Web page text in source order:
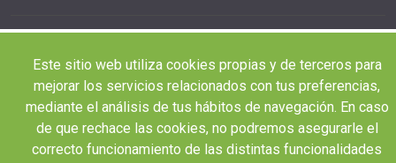
|
Este sitio web utiliza cookies propias y de terceros para
mejorar los servicios relacionados con tus preferencias,
mediante el análisis de tus hábitos de navegación. En caso
de que rechace las cookies, no podremos asegurarle el
correcto funcionamiento de las distintas funcionalidades